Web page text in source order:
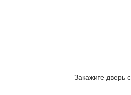
Закажите дверь